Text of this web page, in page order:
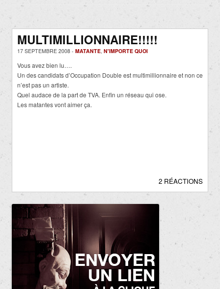
MULTIMILLIONNAIRE!!!!!
17 SEPTEMBRE 2008 - MATANTE, N'IMPORTE QUOI
Vous avez bien lu….
Un des candidats d’Occupation Double est multimillionnaire et non ce
n’est pas un artiste.
Quel audace de la part de TVA. Enfin un réseau qui ose.
Les matantes vont aimer ça.
2 RÉACTIONS